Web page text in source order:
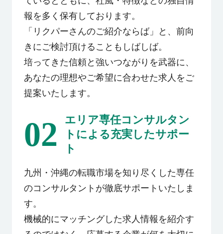
報を多く保有しております。
「リクパーさんのご紹介ならば」と、前向
きにご検討頂けることもしばしば。
培ってきた信頼と強いつながりを武器に、
あなたの理想やご希望に合わせた求人をご
提案いたします。
02
エリア専任コンサルタン
トによる充実したサポー
ト
九州・沖縄の転職市場を知り尽くした専任
のコンサルタントが徹底サポートいたしま
す。
機械的にマッチングした求人情報を紹介す